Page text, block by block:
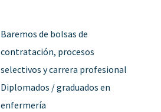
Baremos de bolsas de
contratación, procesos
selectivos y carrera profesional
Diplomados / graduados en
enfermería